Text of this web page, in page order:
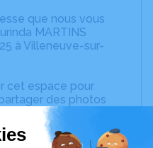
que nous vous
MARTINS
à Villeneuve-sur-
cet espace pour
des photos
exprimer vos pensées
textes. Cet endroit
à honorer la